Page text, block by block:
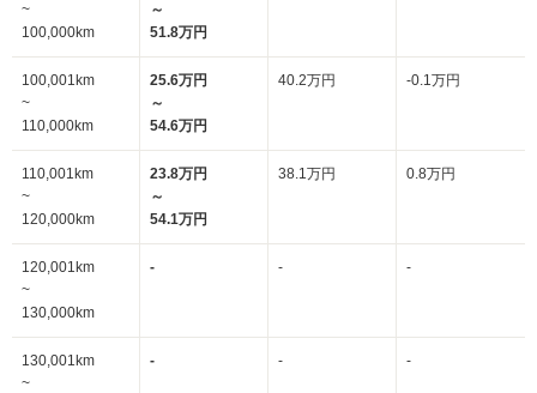
~
100,000km
～
51.8万円
100,001km
~
110,000km
25.6万円
～
54.6万円
40.2万円 -0.1万円
110,001km
~
120,000km
23.8万円
～
54.1万円
38.1万円 0.8万円
120,001km
~
130,000km
- - -
130,001km
~
- - -